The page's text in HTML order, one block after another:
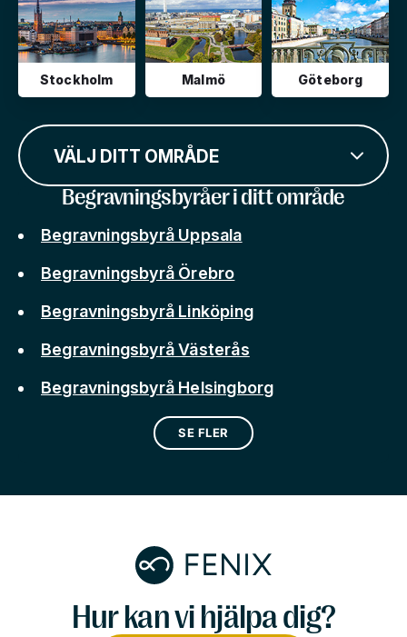
Stockholm Malmö Göteborg
VÄLJ DITT OMRÅDE
Begravningsbyråer i ditt område
Begravningsbyrå Uppsala
Begravningsbyrå Örebro
Begravningsbyrå Linköping
Begravningsbyrå Västerås
Begravningsbyrå Helsingborg
SE FLER
Hur kan vi hjälpa dig?